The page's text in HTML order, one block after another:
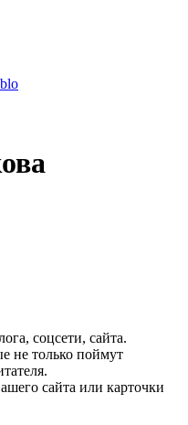
соцсети, сайта.
не только поймут
сайта или карточки